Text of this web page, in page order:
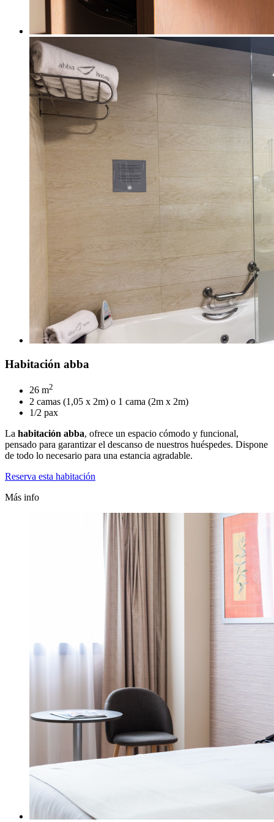
Habitación abba
26 m2
2 camas (1,05 x 2m) o 1 cama (2m x 2m)
1/2 pax
La habitación abba, ofrece un espacio cómodo y funcional,
pensado para garantizar el descanso de nuestros huéspedes. Dispone
de todo lo necesario para una estancia agradable.
Reserva esta habitación
Más info